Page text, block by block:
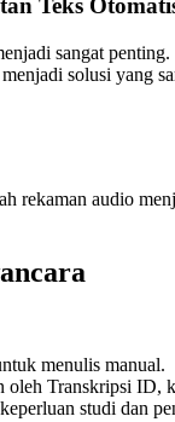
Teks
sangat
solusi yang
rekaman audio
menulis manual.
Transkripsi
studi dan